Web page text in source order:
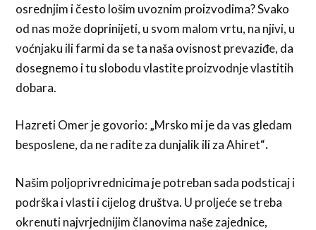
osrednjim i često lošim uvoznim proizvodima? Svako
od nas može doprinijeti, u svom malom vrtu, na njivi, u
voćnjaku ili farmi da se ta naša ovisnost prevaziđe, da
dosegnemo i tu slobodu vlastite proizvodnje vlastitih
dobara.
Hazreti Omer je govorio: „Mrsko mi je da vas gledam
besposlene, da ne radite za dunjalik ili za Ahiret“.
Našim poljoprivrednicima je potreban sada podsticaj i
podrška i vlasti i cijelog društva. U proljeće se treba
okrenuti najvrjednijim članovima naše zajednice,